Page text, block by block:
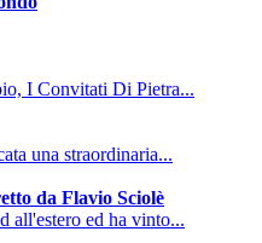
I Convitati Di Pietra...
una straordinaria...
da Flavio Sciolè
all'estero ed ha vinto...